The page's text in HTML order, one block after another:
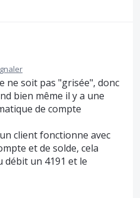
ne soit pas "grisée", donc
bien même il y a une
de compte
client fonctionne avec
et de solde, cela
un 4191 et le